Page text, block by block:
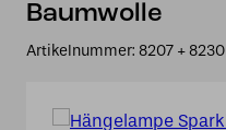
Baumwolle
Artikelnummer: 8207 + 8230